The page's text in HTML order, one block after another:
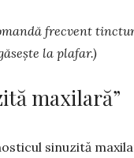
frecvent
la plafar.)
maxilară”
sinuzită